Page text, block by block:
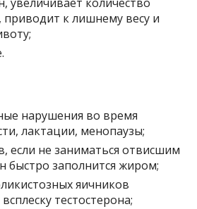
приводит к лишнему весу и
нарушения во время
лактации, менопаузы;
если не заниматься отвисшим
быстро заполнится жиром;
яичников
тестостерона;